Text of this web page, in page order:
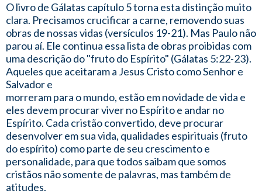
O livro de Gálatas capítulo 5 torna esta distinção muito
clara. Precisamos crucificar a carne, removendo suas
obras de nossas vidas (versículos 19-21). Mas Paulo não
parou aí. Ele continua essa lista de obras proibidas com
uma descrição do "fruto do Espírito" (Gálatas 5:22-23).
Aqueles que aceitaram a Jesus Cristo como Senhor e
Salvador e
morreram para o mundo, estão em novidade de vida e
eles devem procurar viver no Espírito e andar no
Espírito. Cada cristão convertido, deve procurar
desenvolver em sua vida, qualidades espirituais (fruto
do espírito) como parte de seu crescimento e
personalidade, para que todos saibam que somos
cristãos não somente de palavras, mas também de
atitudes.